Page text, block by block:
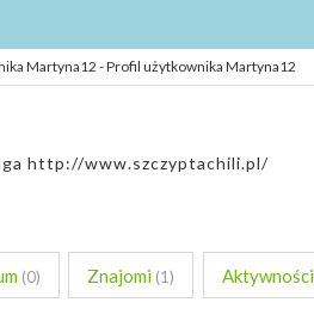
Martyna12 - Profil użytkownika Martyna12
http://www.szczyptachili.pl/
(0) Znajomi (1) Aktywności